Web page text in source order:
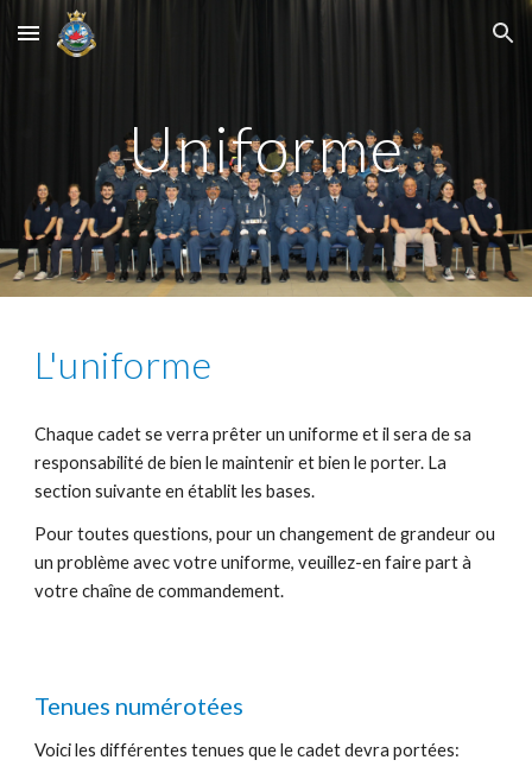
Skip to main content Skip to navigation
Uniforme
L'uniforme
Chaque cadet se verra prêter un uniforme et il sera de sa
responsabilité de bien le maintenir et bien le porter. La
section suivante en établit les bases.
Pour toutes questions, pour un changement de grandeur ou
un problème avec votre uniforme, veuillez-en faire part à
votre chaîne de commandement.
Tenues numérotées
Voici les différentes tenues que le cadet devra portées: